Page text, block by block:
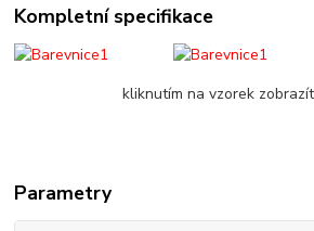
Kompletní specifikace
kliknutím na vzorek zobrazíte
Parametry